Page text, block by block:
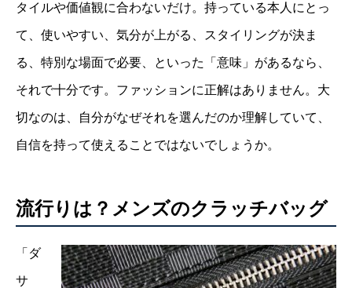
タイルや価値観に合わないだけ。持っている本人にとっ
て、使いやすい、気分が上がる、スタイリングが決ま
る、特別な場面で必要、といった「意味」があるなら、
それで十分です。ファッションに正解はありません。大
切なのは、自分がなぜそれを選んだのか理解していて、
自信を持って使えることではないでしょうか。
流行りは？メンズのクラッチバッグ
「ダ
サ